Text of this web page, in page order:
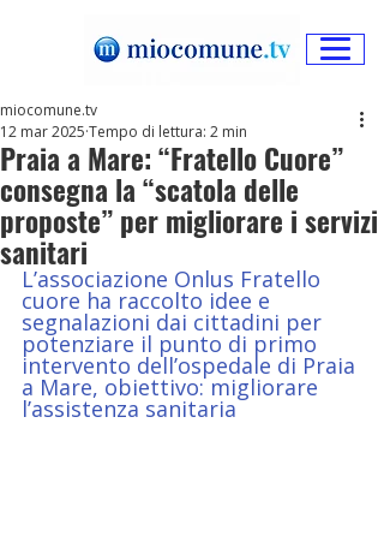
Praia a Mare: “Fratello Cuore”
consegna la “scatola delle
proposte” per migliorare i servizi
sanitari
miocomune.tv
12 mar 2025 Tempo di lettura: 2 min
L’associazione Onlus Fratello
cuore ha raccolto idee e
segnalazioni dai cittadini per
potenziare il punto di primo
intervento dell’ospedale di Praia
a Mare, obiettivo: migliorare
l’assistenza sanitaria